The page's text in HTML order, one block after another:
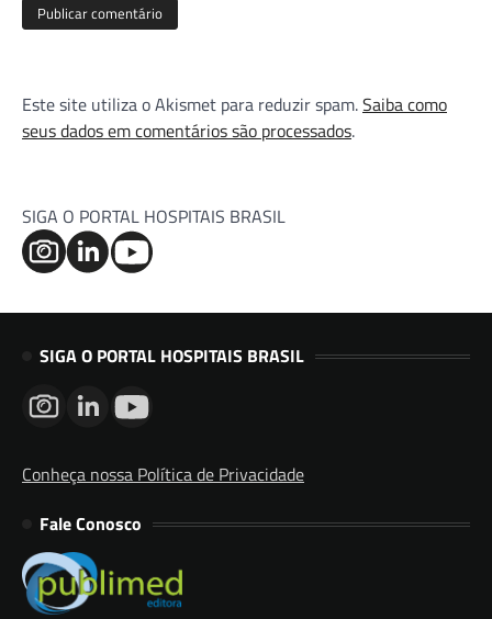
Este site utiliza o Akismet para reduzir spam.Saiba como
seus dados em comentários são processados.
SIGA O PORTAL HOSPITAIS BRASIL
SIGA O PORTAL HOSPITAIS BRASIL
Conheça nossa Política de Privacidade
Fale Conosco